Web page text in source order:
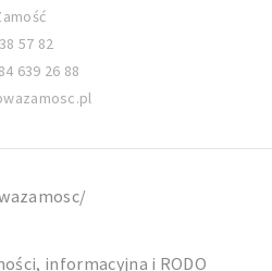
57 82
639 26 88
informacyjna i RODO